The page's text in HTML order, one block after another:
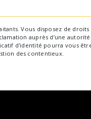
Vous disposez de droits
auprès d’une
d'identité pourra vous
des contentieux.